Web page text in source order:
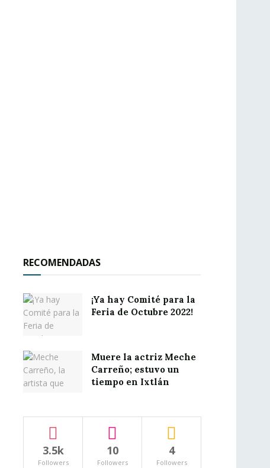
RECOMENDADAS
¡Ya hay Comité para la
Feria de Octubre 2022!
Muere la actriz Meche
Carreño; estuvo un
tiempo en Ixtlán
3.5k
Followers
10
Followers
4
Followers